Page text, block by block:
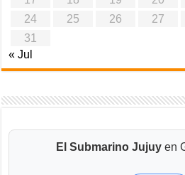
24
25 26 27
31
« Jul
El Submarino Jujuy en